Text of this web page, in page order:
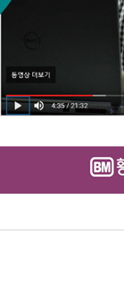
드
들기 - 중간값(포토
모으기 - 최대값(
완벽한 노출로 살
Windows)